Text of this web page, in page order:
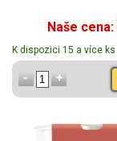
Naše cena:
K dispozici 15 a více ks